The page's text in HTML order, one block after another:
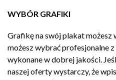
WYBÓR GRAFIKI
Grafikę na swój plakat
możesz wybrać profesjonalne
wykonane w dobrej jakości.
naszej oferty wystarczy, że